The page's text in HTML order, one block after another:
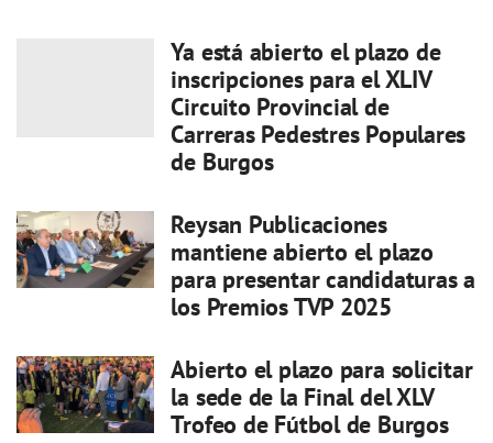
Ya está abierto el plazo de
inscripciones para el XLIV
Circuito Provincial de
Carreras Pedestres Populares
de Burgos
Reysan Publicaciones
mantiene abierto el plazo
para presentar candidaturas a
los Premios TVP 2025
Abierto el plazo para solicitar
la sede de la Final del XLV
Trofeo de Fútbol de Burgos